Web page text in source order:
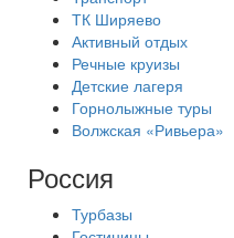
ТК Ширяево
Активный отдых
Речные круизы
Детские лагеря
Горнолыжные туры
Волжская «Ривьера»
Россия
Турбазы